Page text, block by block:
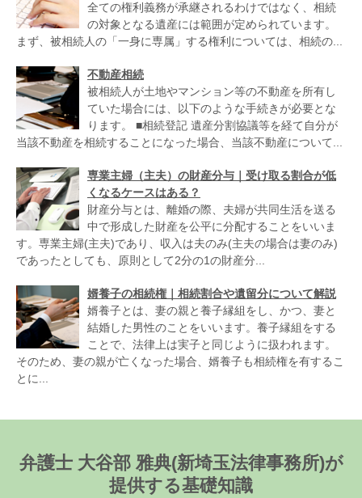
全ての権利義務が承継されるわけではなく、相続
の対象となる遺産には範囲が定められています。
まず、被相続人の「一身に専属」する権利については、相続の...
不動産相続
被相続人が土地やマンション等の不動産を所有し
ていた場合には、以下のような手続きが必要とな
ります。 ■相続登記 遺産分割協議等を経て自分が
当該不動産を相続することになった場合、当該不動産について...
専業主婦（主夫）の財産分与｜受け取る割合が低
くなるケースはある？
財産分与とは、離婚の際、夫婦が共同生活を送る
中で形成した財産を公平に分配することをいいま
す。専業主婦(主夫)であり、収入は夫のみ(主夫の場合は妻のみ)
であったとしても、原則として2分の1の財産分...
婿養子の相続権｜相続割合や遺留分について解説
婿養子とは、妻の親と養子縁組をし、かつ、妻と
結婚した男性のことをいいます。養子縁組をする
ことで、法律上は実子と同じように扱われます。
そのため、妻の親が亡くなった場合、婿養子も相続権を有するこ
とに...
弁護士 大谷部 雅典(新埼玉法律事務所)が
提供する基礎知識